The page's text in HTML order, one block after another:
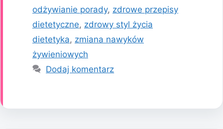
odżywianie porady, zdrowe przepisy
dietetyczne, zdrowy styl życia
dietetyka, zmiana nawyków
żywieniowych
Dodaj komentarz